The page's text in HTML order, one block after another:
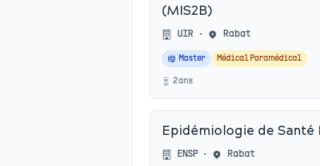
(MIS2B)
UIR • Rabat
Master Médical Paramédical
2ans
Epidémiologie de Santé
ENSP • Rabat